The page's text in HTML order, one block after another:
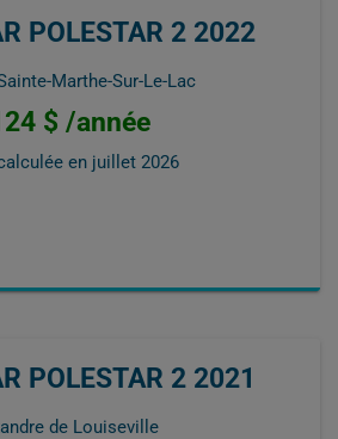
POLESTAR 2 2022
Marthe-Sur-Le-Lac
$ /année
en juillet 2026
POLESTAR 2 2021
de Louiseville